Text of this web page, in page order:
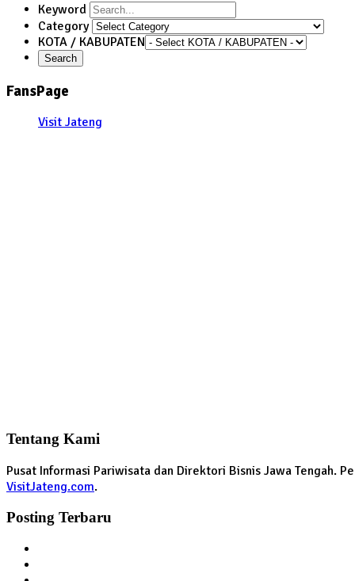
Keyword
Category
KOTA / KABUPATEN
FansPage
Visit Jateng
Tentang Kami
Pusat Informasi Pariwisata dan Direktori Bisnis Jawa Tengah.
VisitJateng.com.
Posting Terbaru